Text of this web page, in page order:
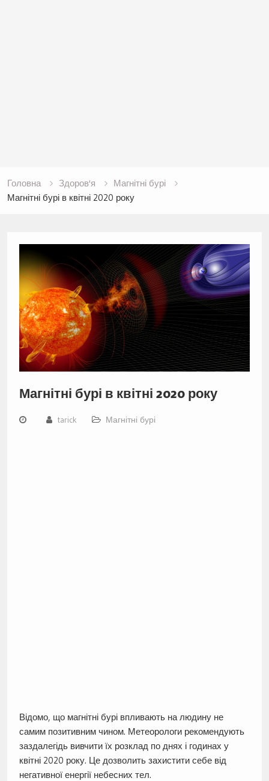
Головна Здоров'я
Магнітні бурі
Магнітні бурі в квітні 2020 року
Магнітні бурі в квітні 2020 року
tarick Магнітні бурі
Відомо, що магнітні бурі впливають на людину не
самим позитивним чином. Метеорологи рекомендують
заздалегідь вивчити їх розклад по днях і годинах у
квітні 2020 року. Це дозволить захистити себе від
негативної енергії небесних тел.